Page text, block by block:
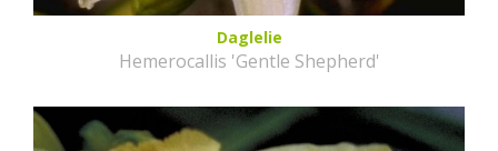
Daglelie
Hemerocallis 'Gentle Shepherd'